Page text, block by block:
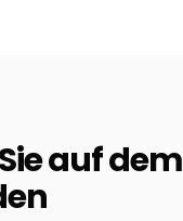
auf dem